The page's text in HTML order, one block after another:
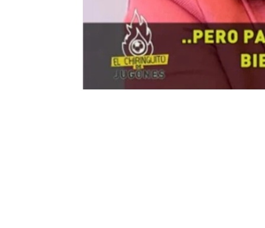
#ElChiringuitoDeMega